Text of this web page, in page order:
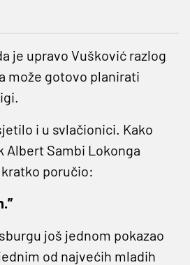
je upravo Vušković razlog
može gotovo planirati
i u svlačionici. Kako
Albert Sambi Lokonga
poručio:
još jednom pokazao
od najvećih mladih